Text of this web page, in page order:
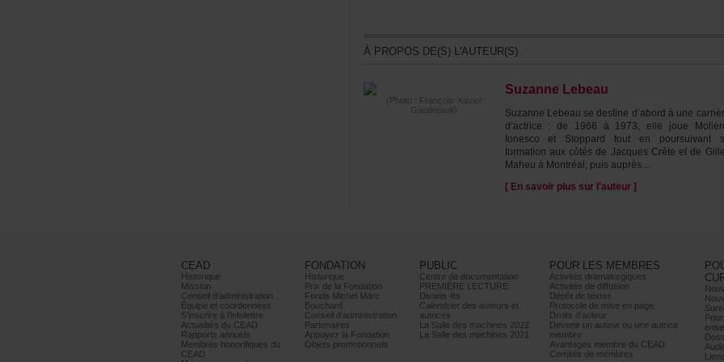
ÀPROPOSDE(S)L'AUTEUR(S)
(Photo:François-Xavier
Gaudreault)
SuzanneLebeau
MaheuàMontréal,puisauprès...
[Ensavoirplussurl'auteur]
CEAD
Historique
Mission
Conseild’administration
Équipeetcoordonnées
S’inscrireàl’infolettre
ActualitésduCEAD
Rapportsannuels
Membreshonorifiquesdu
CEAD
FONDATION
Historique
PrixdelaFondation
FondsMichelMarc
Bouchard
Conseild’administration
Partenaires
AppuyezlaFondation
Objetspromotionnels
PUBLIC
Centrededocumentation
PREMIÈRELECTURE
Divans-lits
Calendrierdesauteurset
autrices
LaSalledesmachines2022
LaSalledesmachines2021
POURLESMEMBRES
Activitésdramaturgiques
Activitésdediffusion
Dépôtdetextes
Protocoledemiseenpage
Droitsd’auteur
Devenirunauteurouuneautrice
membre
AvantagesmembreduCEAD
Comitésdemembres